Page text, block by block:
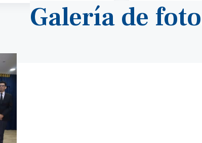
Galería de